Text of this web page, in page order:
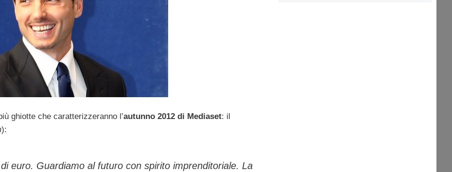
ghiotte che caratterizzeranno l’autunno 2012 di Mediaset: il
):
euro. Guardiamo al futuro con spirito imprenditoriale. La